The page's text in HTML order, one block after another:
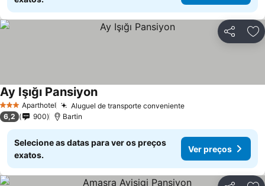
Partilhar
3 EstrelasAparthotel Aluguel de transporte conveniente
Ay Işığı Pansiyon
6,2 900 Bartin
Selecione as datas para ver os preços
exatos.
Ver preços